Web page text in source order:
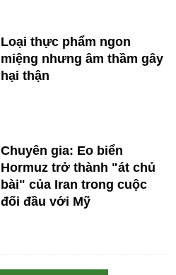
Loại thực phẩm ngon
miệng nhưng âm thầm gây
hại thận
Chuyên gia: Eo biển
Hormuz trở thành "át chủ
bài" của Iran trong cuộc
đối đầu với Mỹ